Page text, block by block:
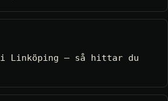
i Linköping – så hittar du